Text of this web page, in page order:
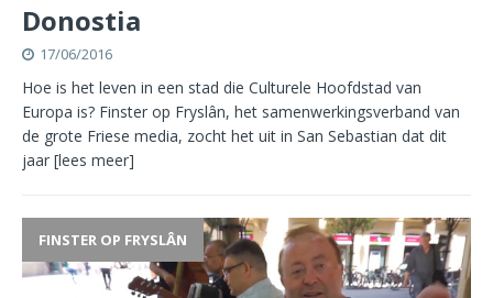
Donostia
17/06/2016
Hoe is het leven in een stad die Culturele Hoofdstad van
Europa is? Finster op Fryslân, het samenwerkingsverband van
de grote Friese media, zocht het uit in San Sebastian dat dit
jaar [lees meer]
FINSTER OP FRYSLÂN